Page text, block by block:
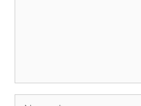
Nome